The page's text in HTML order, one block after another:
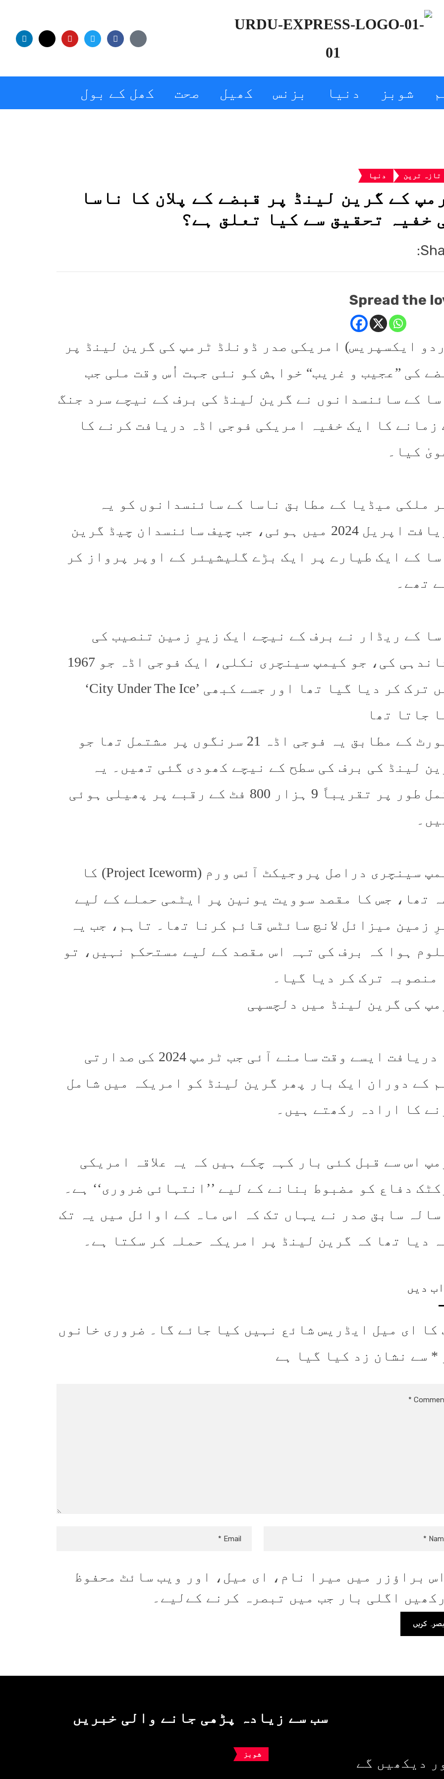
شوبز دنیا بزنس کھیل صحت کھل کے بول
تازہ ترین دنیا
کے گرین لینڈ پر قبضے کے پلان کا ناسا
خفیہ تحقیق سے کیا تعلق ہے؟
Spread the
ایکسپریس) امریکی صدر ڈونلڈ ٹرمپ کی گرین لینڈ پر
کی ”عجیب و غریب“ خواہش کو نئی جہت اُس وقت ملی جب
کے سائنسدانوں نے گرین لینڈ کی برف کے نیچے سرد جنگ
زمانے کا ایک خفیہ امریکی فوجی اڈہ دریافت کرنے کا
کیا۔
ملکی میڈیا کے مطابق ناسا کے سائنسدانوں کو یہ
دریافت اپریل 2024 میں ہوئی، جب چیف سائنسدان چیڈ گرین
کے ایک طیارے پر ایک بڑے گلیشیئر کے اوپر پرواز کر
تھے۔
کے ریڈار نے برف کے نیچے ایک زیرِ زمین تنصیب کی
نشاندہی کی، جو کیمپ سینچری نکلی، ایک فوجی اڈہ جو 1967
میں ترک کر دیا گیا تھا اور جسے کبھی ’City Under The Ice‘
جاتا تھا
رپورٹ کے مطابق یہ فوجی اڈہ 21 سرنگوں پر مشتمل تھا جو
لینڈ کی برف کی سطح کے نیچے کھودی گئی تھیں۔ یہ
مکمل طور پر تقریباً 9 ہزار 800 فٹ کے رقبے پر پھیلی ہوئی
کیمپ سینچری دراصل پروجیکٹ آئس ورم (Project Iceworm) کا
تھا، جس کا مقصد سوویت یونین پر ایٹمی حملے کے لیے
زمین میزائل لانچ سائٹس قائم کرنا تھا۔ تاہم، جب یہ
ہوا کہ برف کی تہہ اس مقصد کے لیے مستحکم نہیں، تو
منصوبہ ترک کر دیا گیا۔
کی گرین لینڈ میں دلچسپی
یہ دریافت ایسے وقت سامنے آئی جب ٹرمپ 2024 کی صدارتی
کے دوران ایک بار پھر گرین لینڈ کو امریکہ میں شامل
کا ارادہ رکھتے ہیں۔
اس سے قبل کئی بار کہہ چکے ہیں کہ یہ علاقہ امریکی
دفاع کو مضبوط بنانے کے لیے ’’انتہائی ضروری‘‘ ہے۔
78 سالہ سابق صدر نے یہاں تک کہ اس ماہ کے اوائل میں یہ تک
دیا تھا کہ گرین لینڈ پر امریکہ حملہ کر سکتا ہے۔
دیں
کا ای میل ایڈریس شائع نہیں کیا جائے گا۔ ضروری خانوں
* سے نشان زد کیا گیا ہے
اس براؤزر میں میرا نام، ای میل، اور ویب سائٹ محفوظ
رکھیں اگلی بار جب میں تبصرہ کرنے کےلیے۔
دیکھیں گے
سب سے زیادہ پڑھی جانے والی خبریں
شوبز